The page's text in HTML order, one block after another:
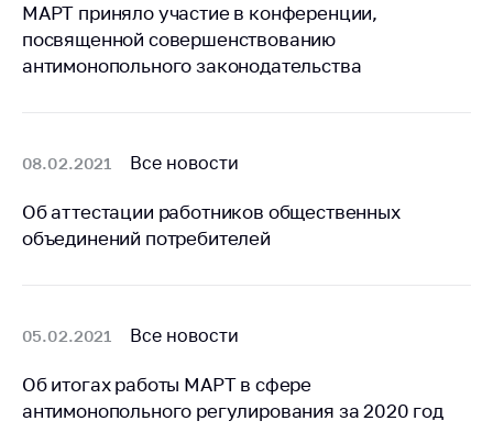
Деятельность
Ценовая политика
Регулирование и
контроль закупок
рекламной
деятельности
МАРТ приняло участие в конференции,
посвященной совершенствованию
антимонопольного законодательства
08.02.2021 Все новости
Об аттестации работников общественных
объединений потребителей
05.02.2021 Все новости
Об итогах работы МАРТ в сфере
антимонопольного регулирования за 2020 год